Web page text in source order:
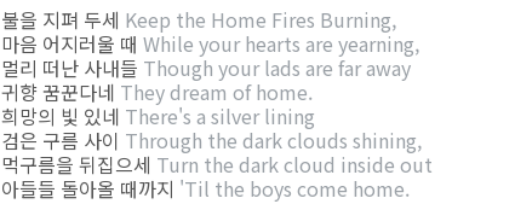
불을 지펴 두세 Keep the Home Fires Burning,
마음 어지러울 때 While your hearts are yearning,
멀리 떠난 사내들 Though your lads are far away
귀향 꿈꾼다네 They dream of home.
희망의 빛 있네 There's a silver lining
검은 구름 사이 Through the dark clouds shining,
먹구름을 뒤집으세 Turn the dark cloud inside out
아들들 돌아올 때까지 'Til the boys come home.